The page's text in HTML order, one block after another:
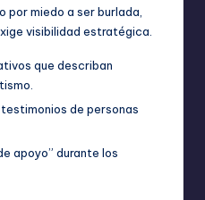
por miedo a ser burlada,
visibilidad estratégica.
que describan
de personas
apoyo” durante los